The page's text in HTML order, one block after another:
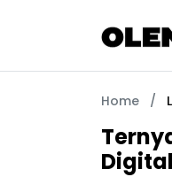
Home /